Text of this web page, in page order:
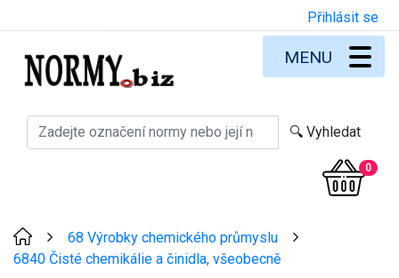
Přihlásit se
0
MENU
68 Výrobky chemického průmyslu
6840 Čisté chemikálie a činidla, všeobecně